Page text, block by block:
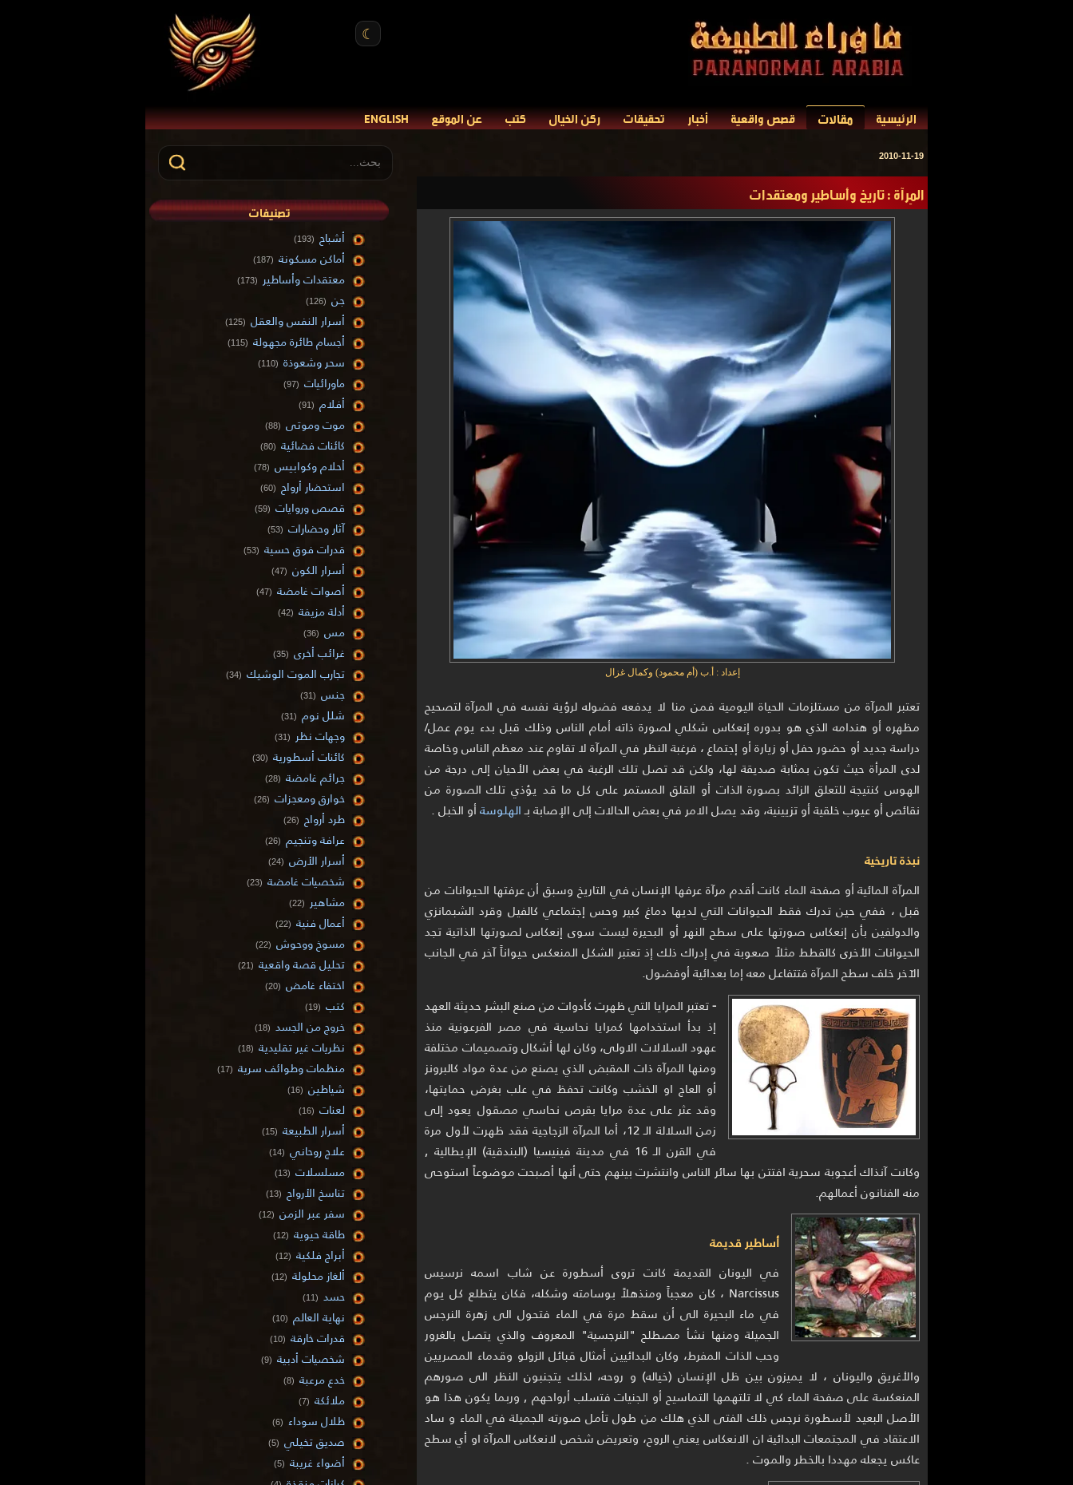
☾
الرئيسية مقالات قصص واقعية أخبار تحقيقات ركن الخيال كتب عن الموقع ENGLISH
2010-11-19
المِرآة : تاريخ وأساطير ومعتقدات
إعداد : أ.ب (أم محمود) وكمال غزال
تعتبر المرآة من مستلزمات الحياة اليومية فمن منا لا يدفعه فضوله لرؤية نفسه في المرآة لتصحيح
مظهره أو هندامه الذي هو بدوره إنعكاس شكلي لصورة ذاته أمام الناس وذلك قبل بدء يوم عمل/
دراسة جديد أو حضور حفل أو زيارة أو إجتماع ، فرغبة النظر في المرآة لا تقاوم عند معظم الناس وخاصة
لدى المرأة حيث تكون بمثابة صديقة لها، ولكن قد تصل تلك الرغبة في بعض الأحيان إلى درجة من
الهوس كنتيجة للتعلق الزائد بصورة الذات أو القلق المستمر على كل ما قد يؤذي تلك الصورة من
نقائص أو عيوب خلقية أو تزيينية، وقد يصل الامر في بعض الحالات إلى الإصابة بـالهلوسةأو الخبل .
نبذة تاريخية
المرآة المائية أو صفحة الماء كانت أقدم مرآة عرفها الإنسان في التاريخ وسبق أن عرفتها الحيوانات من
قبل ، ففي حين تدرك فقط الحيوانات التي لديها دماغ كبير وحس إجتماعي كالفيل وقرد الشبمانزي
والدولفين بأن إنعكاس صورتها على سطح النهر أو البحيرة ليست سوى إنعكاس لصورتها الذاتية تجد
الحيوانات الأخرى كالقطط مثلاً صعوبة في إدراك ذلك إذ تعتبر الشكل المنعكس حيواناً آخر في الجانب
الآخر خلف سطح المرآة فتتفاعل معه إما بعدائية أوفضول.
-تعتبر المرايا التي ظهرت كأدوات من صنع البشر حديثة العهد
إذ بدأ استخدامها كمرايا نحاسية في مصر الفرعونية منذ
عهود السلالات الاولى، وكان لها أشكال وتصميمات مختلفة
ومنها المرآة ذات المقبض الذي يصنع من عدة مواد كالبرونز
أو العاج او الخشب وكانت تحفظ في علب بغرض حمايتها،
وقد عثر على عدة مرايا بقرص نحاسي مصقول يعود إلى
زمن السلالة الـ 12، أما المرآة الزجاجية فقد ظهرت لأول مرة
في القرن الـ 16 في مدينة فينيسيا (البندقية) الإيطالية ,
وكانت آنذاك أعجوبة سحرية افتتن بها سائر الناس وانتشرت بينهم حتى أنها أصبحت موضوعاً استوحى
منه الفنانون أعمالهم.
أساطير قديمة
في اليونان القديمة كانت تروى أسطورة عن شاب اسمه نرسيس
Narcissus ، كان معجباً ومنذهلاً بوسامته وشكله، فكان يتطلع كل يوم
في ماء البحيرة الى أن سقط مرة في الماء فتحول الى زهرة النرجس
الجميلة ومنها نشأ مصطلح "النرجسية" المعروف والذي يتصل بالغرور
وحب الذات المفرط، وكان البدائيين أمثال قبائل الزولو وقدماء المصريين
والأغريق واليونان ، لا يميزون بين ظل الإنسان (خياله) و روحه، لذلك يتجنبون النظر الى صورهم
المنعكسة على صفحة الماء كي لا تلتهمها التماسيح أو الجنيات فتسلب أرواحهم , وربما يكون هذا هو
الأصل البعيد لأسطورة نرجس ذلك الفتى الذي هلك من طول تأمل صورته الجميلة في الماء و ساد
الاعتقاد في المجتمعات البدائية ان الانعكاس يعني الروح، وتعريض شخص لانعكاس المرآة او أي سطح
عاكس يجعله مهددا بالخطر والموت .
تصنيفات
أشباح (193)
أماكن مسكونة (187)
معتقدات وأساطير (173)
جن (126)
أسرار النفس والعقل (125)
أجسام طائرة مجهولة (115)
سحر وشعوذة (110)
ماورائيات (97)
أفلام (91)
موت وموتى (88)
كائنات فضائية (80)
أحلام وكوابيس (78)
استحضار أرواح (60)
قصص وروايات (59)
آثار وحضارات (53)
قدرات فوق حسية (53)
أسرار الكون (47)
أصوات غامضة (47)
أدلة مزيفة (42)
مس (36)
غرائب أخرى (35)
تجارب الموت الوشيك (34)
جنس (31)
شلل نوم (31)
وجهات نظر (31)
كائنات أسطورية (30)
جرائم غامضة (28)
خوارق ومعجزات (26)
طرد أرواح (26)
عرافة وتنجيم (26)
أسرار الأرض (24)
شخصيات غامضة (23)
مشاهير (22)
أعمال فنية (22)
مسوخ ووحوش (22)
تحليل قصة واقعية (21)
اختفاء غامض (20)
كتب (19)
خروج من الجسد (18)
نظريات غير تقليدية (18)
منظمات وطوائف سرية (17)
شياطين (16)
لعنات (16)
أسرار الطبيعة (15)
علاج روحاني (14)
مسلسلات (13)
تناسخ الأرواح (13)
سفر عبر الزمن (12)
طاقة حيوية (12)
أبراج فلكية (12)
ألغاز محلولة (12)
حسد (11)
نهاية العالم (10)
قدرات خارقة (10)
شخصيات أدبية (9)
خدع مرعبة (8)
ملائكة (7)
ظلال سوداء (6)
صديق تخيلي (5)
أضواء غريبة (5)